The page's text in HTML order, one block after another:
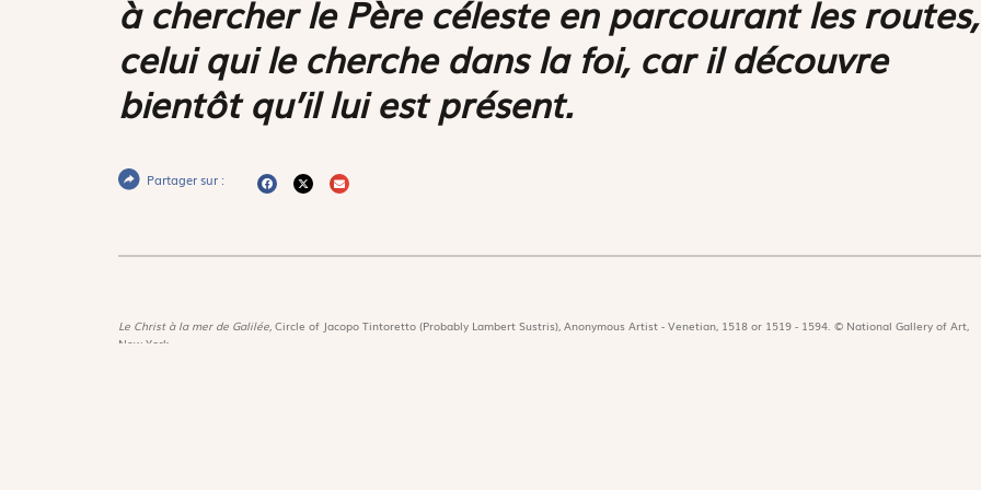
à chercher le Père céleste en parcourant les routes,
celui qui le cherche dans la foi, car il découvre
bientôt qu’il lui est présent.
Partager sur :
Le Christ à la mer de Galilée, Circle of Jacopo Tintoretto (Probably Lambert Sustris), Anonymous Artist - Venetian, 1518 or 1519 - 1594. © National Gallery of Art,
New-York